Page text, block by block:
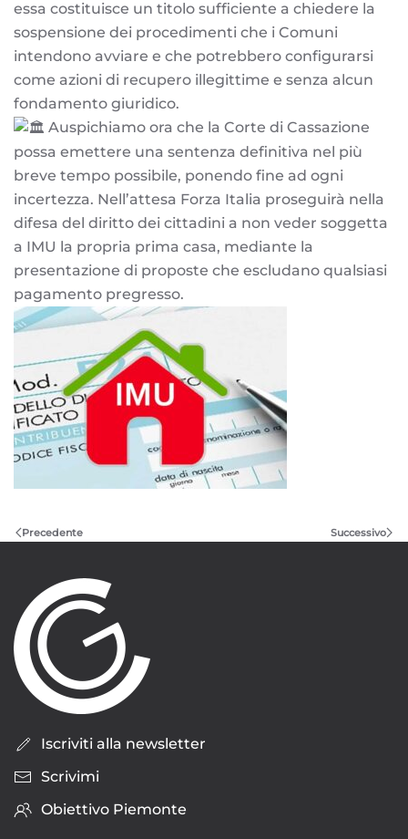
essa costituisce un titolo sufficiente a chiedere la
sospensione dei procedimenti che i Comuni
intendono avviare e che potrebbero configurarsi
come azioni di recupero illegittime e senza alcun
fondamento giuridico.
Auspichiamo ora che la Corte di Cassazione
possa emettere una sentenza definitiva nel più
breve tempo possibile, ponendo fine ad ogni
incertezza. Nell’attesa Forza Italia proseguirà nella
difesa del diritto dei cittadini a non veder soggetta
a IMU la propria prima casa, mediante la
presentazione di proposte che escludano qualsiasi
pagamento pregresso.
Precedente Successivo
Iscriviti alla newsletter
Scrivimi
Obiettivo Piemonte